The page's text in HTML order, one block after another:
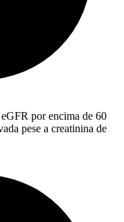
por encima de 60
pese a creatinina de